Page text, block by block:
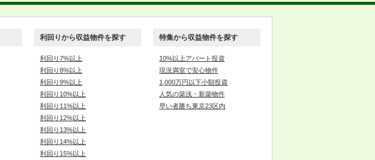
利回りから収益物件を探す
利回り7%以上
利回り8%以上
利回り9%以上
利回り10%以上
利回り11%以上
利回り12%以上
利回り13%以上
利回り14%以上
利回り15%以上
特集から収益物件を探す
10%以上アパート投資
現況満室で安心物件
1,000万円以下小額投資
人気の築浅・新築物件
早い者勝ち東京23区内